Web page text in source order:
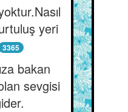
yeri
3365
bakan
sevgisi